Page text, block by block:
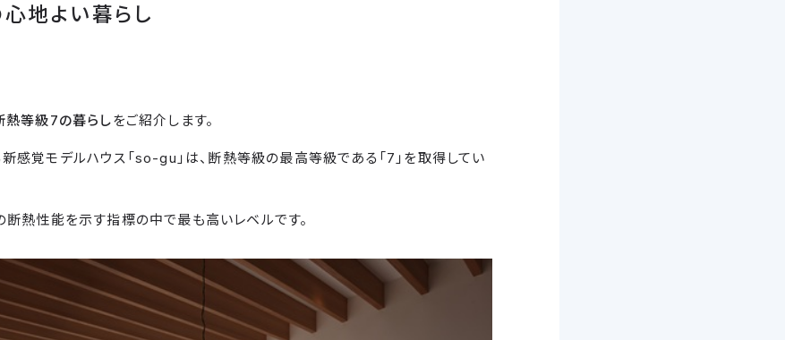
地よい暮らし
熱等級7の暮らしをご紹介します。
感覚モデルハウス「so-gu」は、断熱等級の最高等級である「7」を取得してい
断熱性能を示す指標の中で最も高いレベルです。